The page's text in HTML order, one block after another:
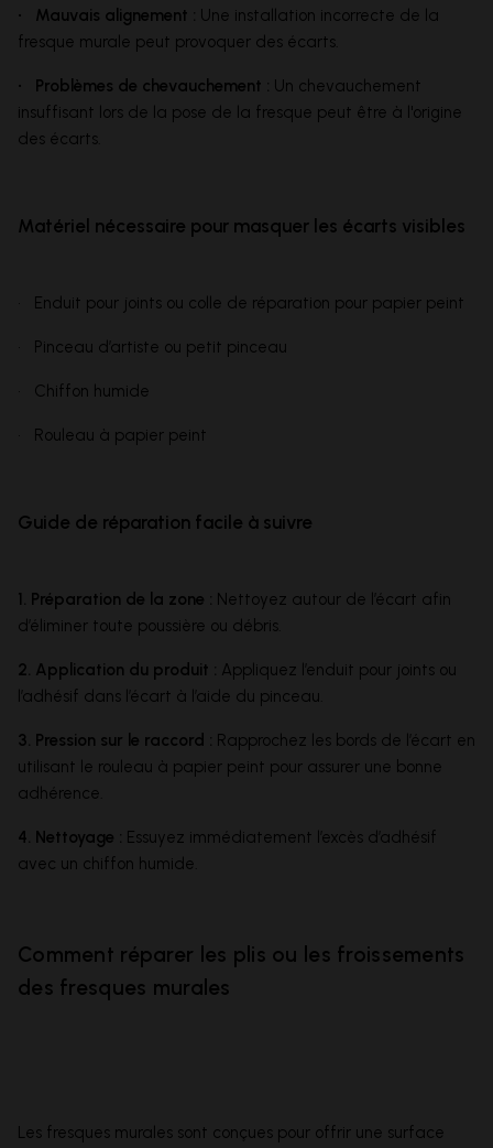
• Mauvais alignement : Une installation incorrecte de la
fresque murale peut provoquer des écarts.
• Problèmes de chevauchement : Un chevauchement
insuffisant lors de la pose de la fresque peut être à l'origine
des écarts.
Matériel nécessaire pour masquer les écarts visibles
• Enduit pour joints ou colle de réparation pour papier peint
• Pinceau d’artiste ou petit pinceau
• Chiffon humide
• Rouleau à papier peint
Guide de réparation facile à suivre
1. Préparation de la zone : Nettoyez autour de l’écart afin
d’éliminer toute poussière ou débris.
2. Application du produit : Appliquez l’enduit pour joints ou
l’adhésif dans l’écart à l’aide du pinceau.
3. Pression sur le raccord : Rapprochez les bords de l’écart en
utilisant le rouleau à papier peint pour assurer une bonne
adhérence.
4. Nettoyage : Essuyez immédiatement l’excès d’adhésif
avec un chiffon humide.
Comment réparer les plis ou les froissements
des fresques murales
Les fresques murales sont conçues pour offrir une surface